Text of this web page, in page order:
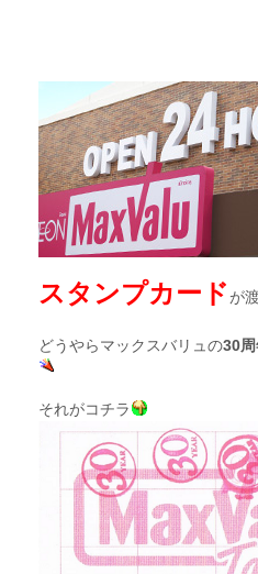
スタンプカード が
どうやらマックスバリュの30
それがコチラ